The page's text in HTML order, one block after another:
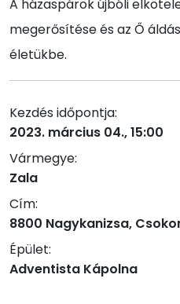
A házaspárok újbóli
megerősítése és az Ő
életükbe.
Kezdés időpontja:
2023. március 04., 15:00
Vármegye:
Zala
Cím:
8800 Nagykanizsa,
Épület:
Adventista Kápolna